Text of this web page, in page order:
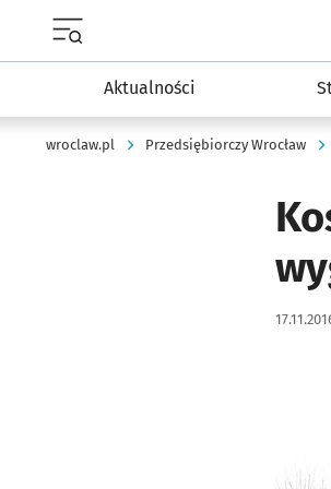
Aktualności
wroclaw.pl Przedsiębiorczy Wrocław
Data